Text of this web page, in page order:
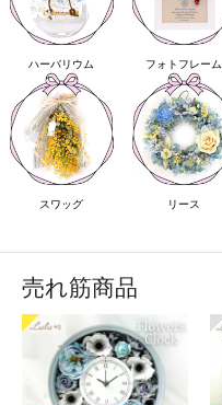
ハーバリウム フォトフレーム
スワッグ リース
売れ筋商品